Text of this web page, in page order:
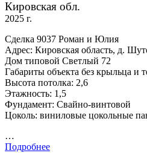
Кировская обл.
2025 г.
Сделка 9037 Роман и Юлия
Адрес: Кировская область, д.
Дом типовой Светлый 72
Габариты объекта без крыльца и
Высота потолка: 2,6
Этажность: 1,5
Фундамент: Свайно-винтовой
Цоколь: виниловые цокольные
…
Подробнее